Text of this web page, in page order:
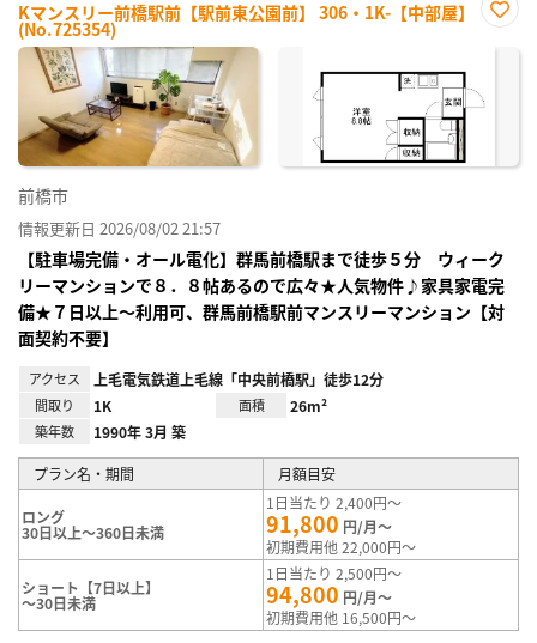
Kマンスリー前橋駅前【駅前東公園前】 306・1K-【中部屋】
(No.725354)
に入
前橋市
情報更新日 2026/08/02 21:57
【駐車場完備・オール電化】群馬前橋駅まで徒歩５分 ウィーク
リーマンションで８．８帖あるので広々★人気物件♪家具家電完
備★７日以上～利用可、群馬前橋駅前マンスリーマンション【対
面契約不要】
アクセス 上毛電気鉄道上毛線「中央前橋駅」徒歩12分
間取り 1K 面積 26m²
築年数 1990年 3月 築
プラン名・期間 月額目安
ロング
30日以上～360日未満
1日当たり 2,400円～
91,800 円/月～
初期費用他 22,000円～
ショート【7日以上】
～30日未満
1日当たり 2,500円～
94,800 円/月～
初期費用他 16,500円～